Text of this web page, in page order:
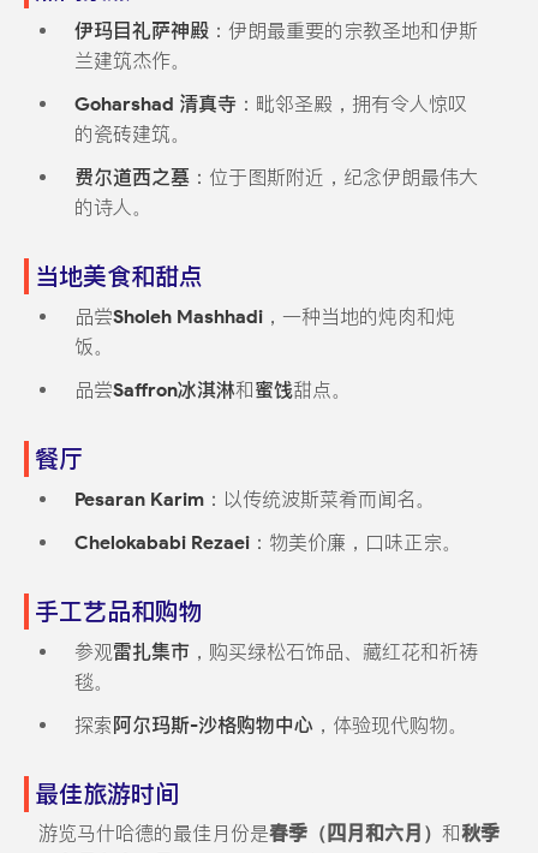
伊玛目礼萨神殿：伊朗最重要的宗教圣地和伊斯
兰建筑杰作。
Goharshad 清真寺：毗邻圣殿，拥有令人惊叹
的瓷砖建筑。
费尔道西之墓：位于图斯附近，纪念伊朗最伟大
的诗人。
当地美食和甜点
品尝Sholeh Mashhadi，一种当地的炖肉和炖
饭。
品尝Saffron冰淇淋和蜜饯甜点。
餐厅
Pesaran Karim：以传统波斯菜肴而闻名。
Chelokababi Rezaei：物美价廉，口味正宗。
手工艺品和购物
参观雷扎集市，购买绿松石饰品、藏红花和祈祷
毯。
探索 阿尔玛斯-沙格购物中心 ，体验现代购物。
最佳旅游时间
游览马什哈德的最佳月份是春季（四月和六月） 和秋季